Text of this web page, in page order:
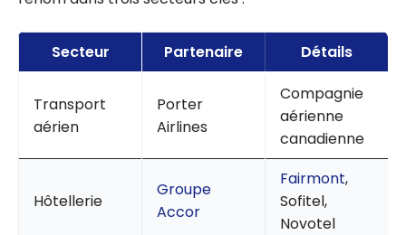
Secteur Partenaire Détails
Transport
aérien
Porter
Airlines
Compagnie
aérienne
canadienne
Hôtellerie
Groupe
Accor
Fairmont,
Sofitel,
Novotel